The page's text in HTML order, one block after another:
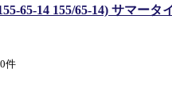
65-14 155/65-14) サマータ
件